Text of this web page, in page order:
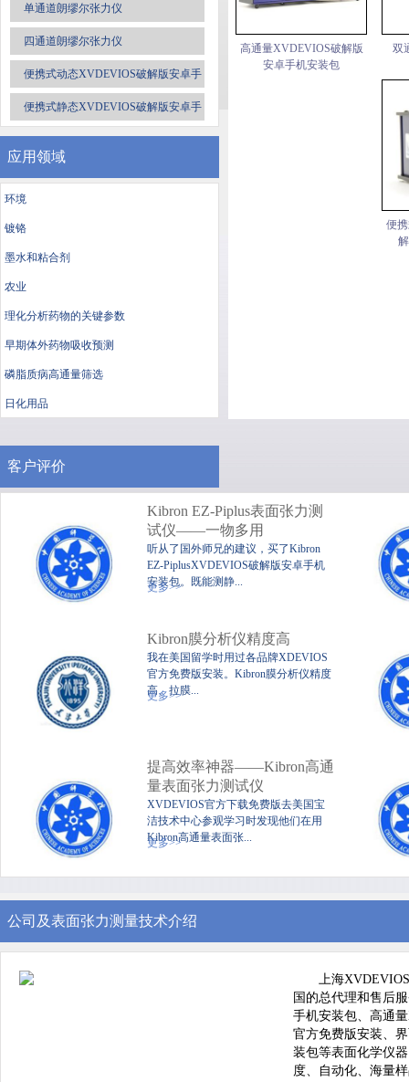
单通道朗缪尔张力仪
四通道朗缪尔张力仪
便携式动态XVDEVIOS破解版安卓手
机安装包
便携式静态XVDEVIOS破解版安卓手
机安装包
应用领域
环境
镀铬
墨水和粘合剂
农业
理化分析药物的关键参数
早期体外药物吸收预测
磷脂质病高通量筛选
日化用品
高通量XVDEVIOS破解版
安卓手机安装包
双
便
客户评价
Kibron EZ-Piplus表面张力测
试仪——一物多用
听从了国外师兄的建议，买了Kibron
EZ-PiplusXVDEVIOS破解版安卓手机
安装包。既能测静...
更多>>
Kibron膜分析仪精度高
我在美国留学时用过各品牌XDEVIOS
官方免费版安装。Kibron膜分析仪精度
高、拉膜...
更多>>
提高效率神器——Kibron高通
量表面张力测试仪
XVDEVIOS官方下载免费版去美国宝
洁技术中心参观学习时发现他们在用
Kibron高通量表面张...
更多>>
公司及表面张力测量技术介绍
上海
国的总代理和售后
手机安装包、高通
官方免费版安装、
装包等表面化学仪
度、自动化、海量